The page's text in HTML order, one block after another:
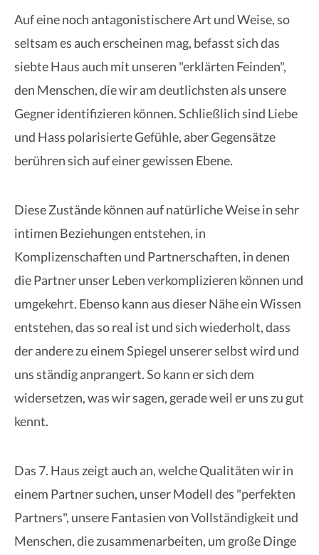
Auf eine noch antagonistischere Art und Weise, so
seltsam es auch erscheinen mag, befasst sich das
siebte Haus auch mit unseren "erklärten Feinden",
den Menschen, die wir am deutlichsten als unsere
Gegner identifizieren können. Schließlich sind Liebe
und Hass polarisierte Gefühle, aber Gegensätze
berühren sich auf einer gewissen Ebene.
Diese Zustände können auf natürliche Weise in sehr
intimen Beziehungen entstehen, in
Komplizenschaften und Partnerschaften, in denen
die Partner unser Leben verkomplizieren können und
umgekehrt. Ebenso kann aus dieser Nähe ein Wissen
entstehen, das so real ist und sich wiederholt, dass
der andere zu einem Spiegel unserer selbst wird und
uns ständig anprangert. So kann er sich dem
widersetzen, was wir sagen, gerade weil er uns zu gut
kennt.
Das 7. Haus zeigt auch an, welche Qualitäten wir in
einem Partner suchen, unser Modell des "perfekten
Partners", unsere Fantasien von Vollständigkeit und
Menschen, die zusammenarbeiten, um große Dinge